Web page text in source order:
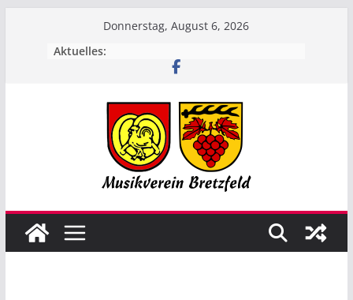
Donnerstag, August 6, 2026
Aktuelles: